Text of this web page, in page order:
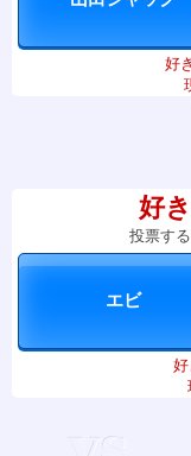
好
好
投票す
好